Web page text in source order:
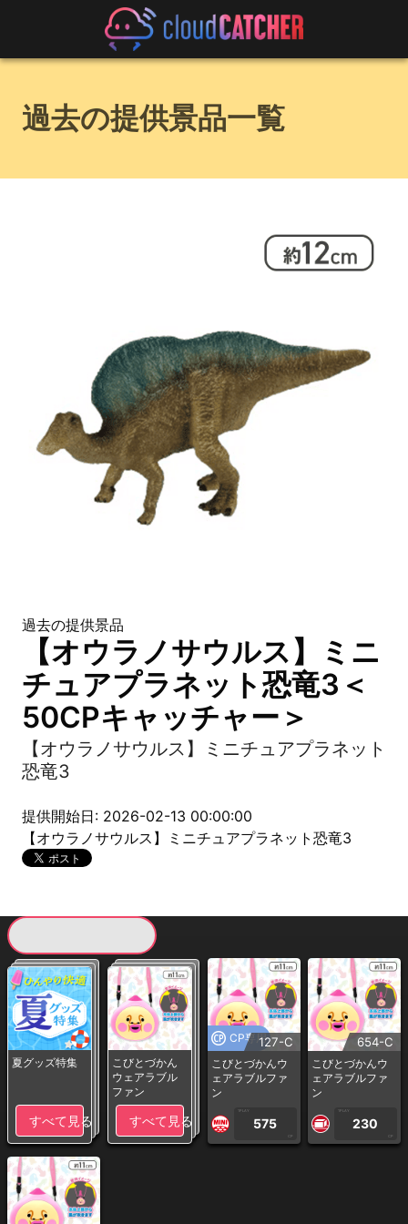
過去の提供景品一覧
過去の提供景品
【オウラノサウルス】ミニ
チュアプラネット恐竜3＜
50CPキャッチャー＞
【オウラノサウルス】ミニチュアプラネット
恐竜3
提供開始日: 2026-02-13 00:00:00
【オウラノサウルス】ミニチュアプラネット恐竜3
夏グッズ特集
すべて見る
こびとづかん
ウェアラブル
ファン
すべて見る
CP専用127-C
こびとづかんウ
ェアラブルファ
ン
1PLAY
575
CP
654-C
こびとづかんウ
ェアラブルファ
ン
1PLAY
230
CP